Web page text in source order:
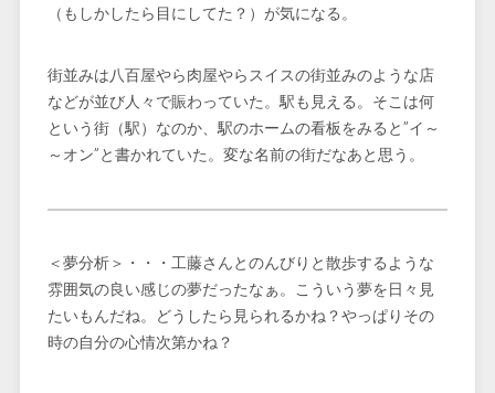
（もしかしたら目にしてた？）が気になる。
街並みは八百屋やら肉屋やらスイスの街並みのような店
などが並び人々で賑わっていた。駅も見える。そこは何
という街（駅）なのか、駅のホームの看板をみると”イ～
～オン”と書かれていた。変な名前の街だなあと思う。
＜夢分析＞・・・工藤さんとのんびりと散歩するような
雰囲気の良い感じの夢だったなぁ。こういう夢を日々見
たいもんだね。どうしたら見られるかね？やっぱりその
時の自分の心情次第かね？